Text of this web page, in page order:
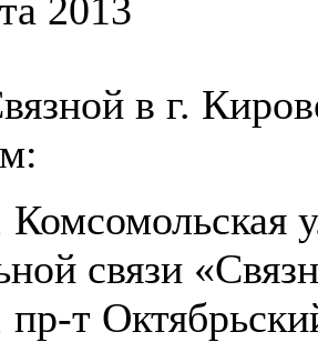
2013
в г.
связи
пр-т